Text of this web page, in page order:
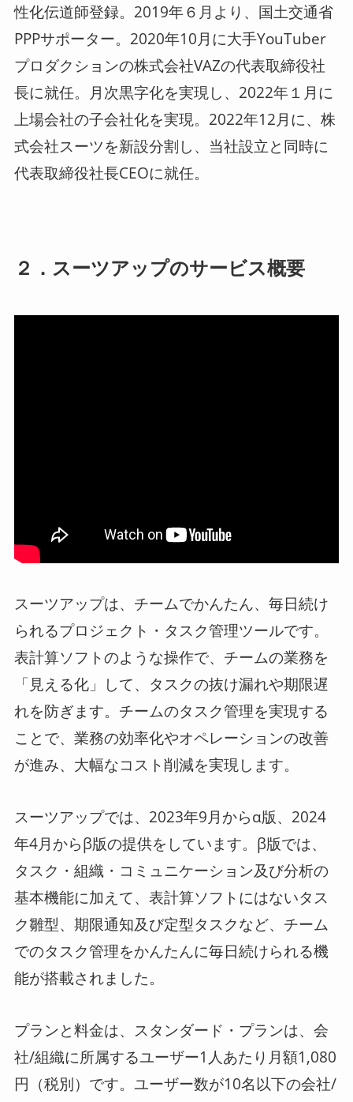
性化伝道師登録。2019年６月より、国土交通省
PPPサポーター。2020年10月に大手YouTuber
プロダクションの株式会社VAZの代表取締役社
長に就任。月次黒字化を実現し、2022年１月に
上場会社の子会社化を実現。2022年12月に、株
式会社スーツを新設分割し、当社設立と同時に
代表取締役社長CEOに就任。
２．スーツアップのサービス概要
スーツアップは、チームでかんたん、毎日続け
られるプロジェクト・タスク管理ツールです。
表計算ソフトのような操作で、チームの業務を
「見える化」して、タスクの抜け漏れや期限遅
れを防ぎます。チームのタスク管理を実現する
ことで、業務の効率化やオペレーションの改善
が進み、大幅なコスト削減を実現します。
スーツアップでは、2023年9月からα版、2024
年4月からβ版の提供をしています。β版では、
タスク・組織・コミュニケーション及び分析の
基本機能に加えて、表計算ソフトにはないタス
ク雛型、期限通知及び定型タスクなど、チーム
でのタスク管理をかんたんに毎日続けられる機
能が搭載されました。
プランと料金は、スタンダード・プランは、会
社/組織に所属するユーザー1人あたり月額1,080
円（税別）です。ユーザー数が10名以下の会社/